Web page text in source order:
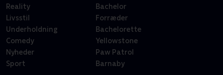
Reality
Livsstil
Underholdning
Comedy
Nyheder
Sport
Bachelor
Forræder
Bachelorette
Yellowstone
Paw Patrol
Barnaby